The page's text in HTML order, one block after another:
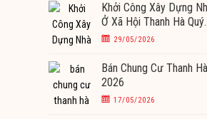
Khởi Công Xây Dựng
Ở Xã Hội Thanh Hà Quý
II/2026
29/05/2026
Bán Chung Cư Thanh
2026
17/05/2026